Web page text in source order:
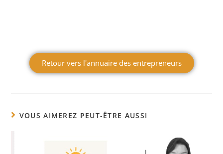
Retour vers l'annuaire des entrepreneurs
VOUS AIMEREZ PEUT-ÊTRE AUSSI